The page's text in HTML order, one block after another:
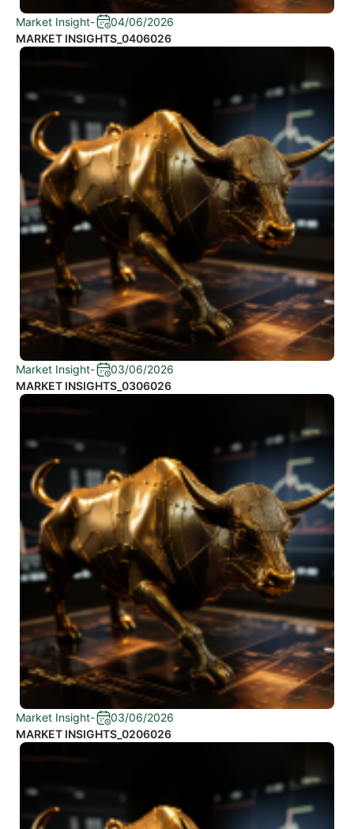
Market Insight-
04/06/2026
MARKET INSIGHTS_0406026
Market Insight-
03/06/2026
MARKET INSIGHTS_0306026
Market Insight-
03/06/2026
MARKET INSIGHTS_0206026